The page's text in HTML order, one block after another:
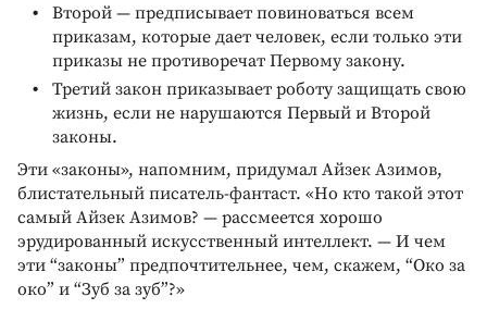
Второй — предписывает повиноваться всем
приказам, которые дает человек, если только эти
приказы не противоречат Первому закону.
Третий закон приказывает роботу защищать свою
жизнь, если не нарушаются Первый и Второй
законы.
Эти «законы», напомним, придумал Айзек Азимов,
блистательный писатель-фантаст. «Но кто такой этот
самый Айзек Азимов? — рассмеется хорошо
эрудированный искусственный интеллект. — И чем
эти “законы” предпочтительнее, чем, скажем, “Око за
око” и “Зуб за зуб”?»